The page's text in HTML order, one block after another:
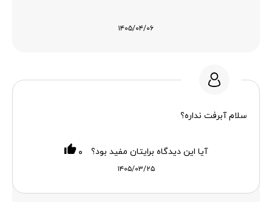
۱۴۰۵/۰۴/۰۶
سلام آبرفت نداره؟
۱۴۰۵/۰۳/۲۵
آیا این دیدگاه برایتان مفید بود؟ ۰